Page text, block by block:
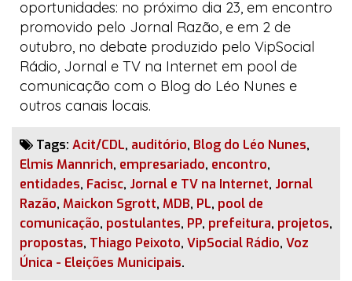
oportunidades: no próximo dia 23, em encontro
promovido pelo Jornal Razão, e em 2 de
outubro, no debate produzido pelo VipSocial
Rádio, Jornal e TV na Internet em pool de
comunicação com o Blog do Léo Nunes e
outros canais locais.
Tags: Acit/CDL, auditório, Blog do Léo Nunes,
Elmis Mannrich, empresariado, encontro,
entidades, Facisc, Jornal e TV na Internet, Jornal
Razão, Maickon Sgrott, MDB, PL, pool de
comunicação, postulantes, PP, prefeitura, projetos,
propostas, Thiago Peixoto, VipSocial Rádio, Voz
Única - Eleições Municipais.